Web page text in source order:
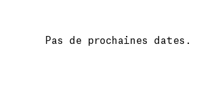
Pas de prochaines dates.